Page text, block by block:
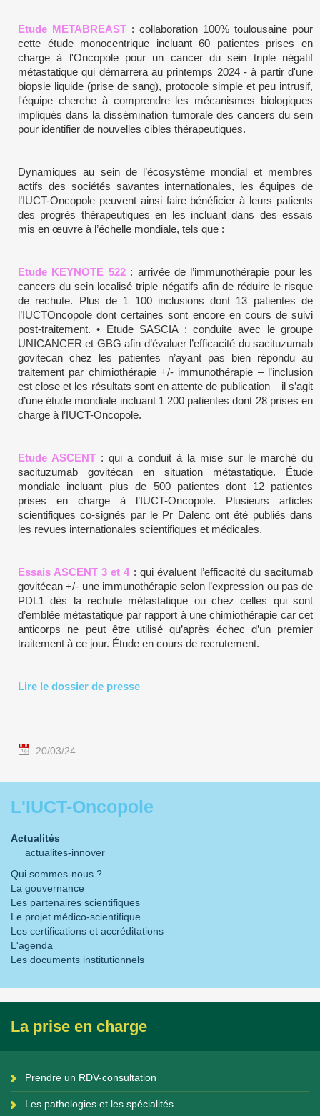
Etude METABREAST : collaboration 100% toulousaine pour
cette étude monocentrique incluant 60 patientes prises en
charge à l'Oncopole pour un cancer du sein triple négatif
métastatique qui démarrera au printemps 2024 - à partir d'une
biopsie liquide (prise de sang), protocole simple et peu intrusif,
l'équipe cherche à comprendre les mécanismes biologiques
impliqués dans la dissémination tumorale des cancers du sein
pour identifier de nouvelles cibles thérapeutiques.
Dynamiques au sein de l’écosystème mondial et membres
actifs des sociétés savantes internationales, les équipes de
l’IUCT-Oncopole peuvent ainsi faire bénéficier à leurs patients
des progrès thérapeutiques en les incluant dans des essais
mis en œuvre à l’échelle mondiale, tels que :
Etude KEYNOTE 522: arrivée de l’immunothérapie pour les
cancers du sein localisé triple négatifs afin de réduire le risque
de rechute. Plus de 1 100 inclusions dont 13 patientes de
l’IUCTOncopole dont certaines sont encore en cours de suivi
post-traitement. • Etude SASCIA : conduite avec le groupe
UNICANCER et GBG afin d’évaluer l’efficacité du sacituzumab
govitecan chez les patientes n’ayant pas bien répondu au
traitement par chimiothérapie +/- immunothérapie – l’inclusion
est close et les résultats sont en attente de publication – il s’agit
d’une étude mondiale incluant 1 200 patientes dont 28 prises en
charge à l’IUCT-Oncopole.
Etude ASCENT : qui a conduit à la mise sur le marché du
sacituzumab govitécan en situation métastatique. Étude
mondiale incluant plus de 500 patientes dont 12 patientes
prises en charge à l’IUCT-Oncopole. Plusieurs articles
scientifiques co-signés par le Pr Dalenc ont été publiés dans
les revues internationales scientifiques et médicales.
Essais ASCENT 3 et 4: qui évaluent l’efficacité du sacitumab
govitécan +/- une immunothérapie selon l’expression ou pas de
PDL1 dès la rechute métastatique ou chez celles qui sont
d’emblée métastatique par rapport à une chimiothérapie car cet
anticorps ne peut être utilisé qu’après échec d’un premier
traitement à ce jour. Étude en cours de recrutement.
Lire le dossier de presse
20/03/24
L'IUCT-Oncopole
Actualités
actualites-innover
Qui sommes-nous ?
La gouvernance
Les partenaires scientifiques
Le projet médico-scientifique
Les certifications et accréditations
L'agenda
Les documents institutionnels
La prise en charge
Prendre un RDV-consultation
Les pathologies et les spécialités